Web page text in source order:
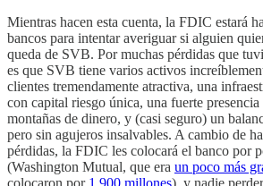
Mientras hacen esta cuenta, la FDIC estará
bancos para intentar averiguar si alguien
queda de SVB. Por muchas pérdidas que
es que SVB tiene varios activos
clientes tremendamente atractiva, una
con capital riesgo única, una fuerte
montañas de dinero, y (casi seguro) un
pero sin agujeros insalvables. A cambio de
pérdidas, la FDIC les colocará el banco por
(Washington Mutual, que era un poco más
colocaron por 1.900 millones), y nadie